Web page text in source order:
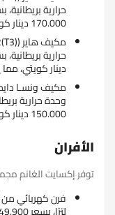
170.000 دينار كويتي، مما يُمثل تخفيضًا بنسبة 24%.
دينار كويتي، مما
150.000 دينار كويتي، مما يُمثل تخفيضًا بنسبة 27%.
الأفران
توفر إكسايت الغانم